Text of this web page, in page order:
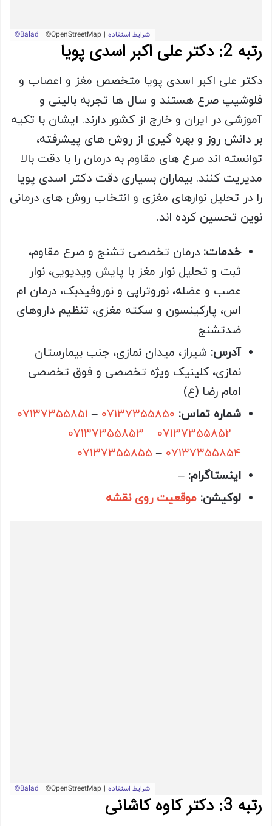
رتبه 2: دکتر علی اکبر اسدی پویا
دکتر علی اکبر اسدی پویا متخصص مغز و اعصاب و
فلوشیپ صرع هستند و سال ها تجربه بالینی و
آموزشی در ایران و خارج از کشور دارند. ایشان با تکیه
بر دانش روز و بهره گیری از روش های پیشرفته،
توانسته اند صرع های مقاوم به درمان را با دقت بالا
مدیریت کنند. بیماران بسیاری دقت دکتر اسدی پویا
را در تحلیل نوارهای مغزی و انتخاب روش های درمانی
نوین تحسین کرده اند.
خدمات: درمان تخصصی تشنج و صرع مقاوم،
ثبت و تحلیل نوار مغز با پایش ویدیویی، نوار
عصب و عضله، نوروتراپی و نوروفیدبک، درمان ام
اس، پارکینسون و سکته مغزی، تنظیم داروهای
ضدتشنج
آدرس: شیراز، میدان نمازی، جنب بیمارستان
نمازی، کلینیک ویژه تخصصی و فوق تخصصی
امام رضا (ع)
شماره تماس:
–
07137355851
–
07137355852
–
07137355853
–
07137355854
–
07137355855
اینستاگرام: –
لوکیشن: موقعیت روی نقشه
رتبه 3: دکتر کاوه کاشانی